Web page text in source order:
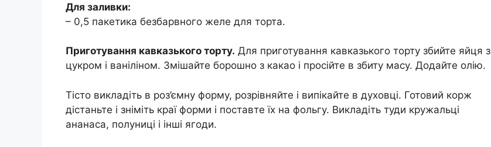
Для заливки:
– 0,5 пакетика безбарвного желе для торта.
Приготування кавказького торту. Для приготування кавказького торту збийте яйця з
цукром і ваніліном. Змішайте борошно з какао і просійте в збиту масу. Додайте олію.
Тісто викладіть в роз’ємну форму, розрівняйте і випікайте в духовці. Готовий корж
дістаньте і зніміть краї форми і поставте їх на фольгу. Викладіть туди кружальці
ананаса, полуниці і інші ягоди.